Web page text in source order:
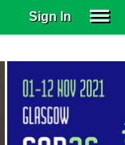
Sign In